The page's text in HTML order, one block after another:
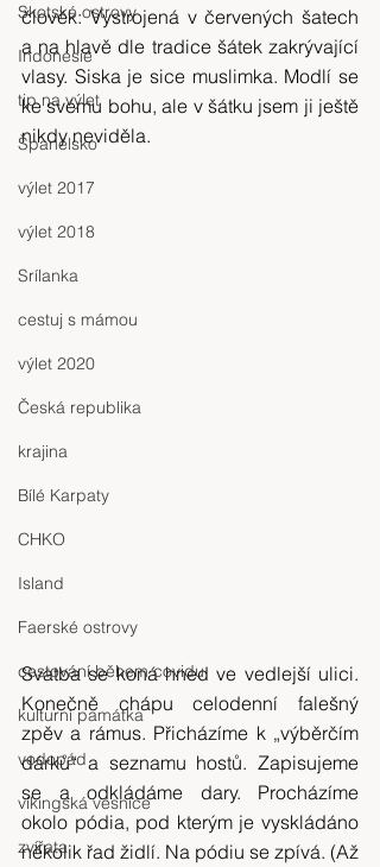
Skotské ostrovy
Indonésie
tip na výlet
Španělsko
výlet 2017
výlet 2018
Srílanka
cestuj s mámou
výlet 2020
Česká republika
krajina
Bílé Karpaty
CHKO
Island
Faerské ostrovy
cestování během covidu
kulturní památka
vodopád
vikingská vesnice
zvířata
člověk: Vystrojená v červených šatech
a na hlavě dle tradice šátek zakrývající
vlasy. Siska je sice muslimka. Modlí se
ke svému bohu, ale v šátku jsem ji ještě
nikdy neviděla.
Svatba se koná hned ve vedlejší ulici.
Konečně chápu celodenní falešný
zpěv a rámus. Přicházíme k „výběrčím
dárků“ a seznamu hostů. Zapisujeme
se a odkládáme dary. Procházíme
okolo pódia, pod kterým je vyskládáno
několik řad židlí. Na pódiu se zpívá. (Až